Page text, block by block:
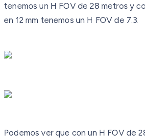
tenemos un H FOV de 28 metros y
en 12 mm tenemos un H FOV de 7.3.
Podemos ver que con un H FOV de